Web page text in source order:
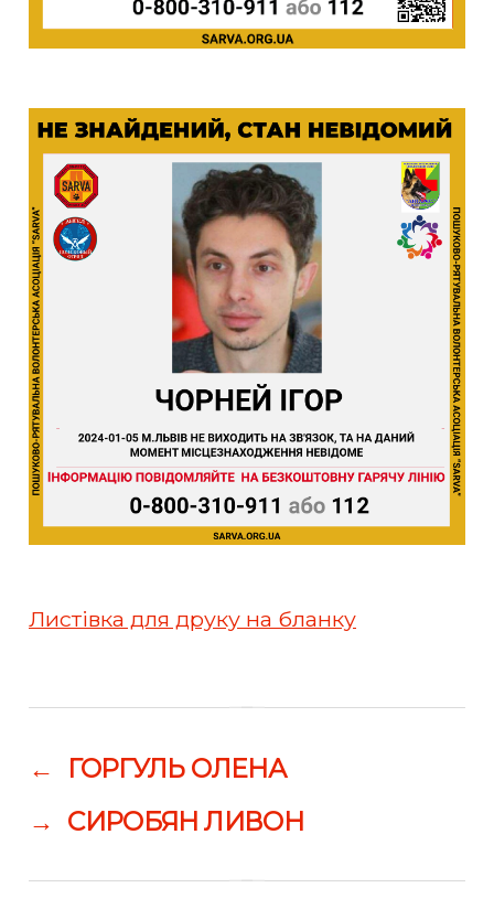
Листівка для друку на бланку
←
ГОРГУЛЬ ОЛЕНА
→ СИРОБЯН ЛИВОН